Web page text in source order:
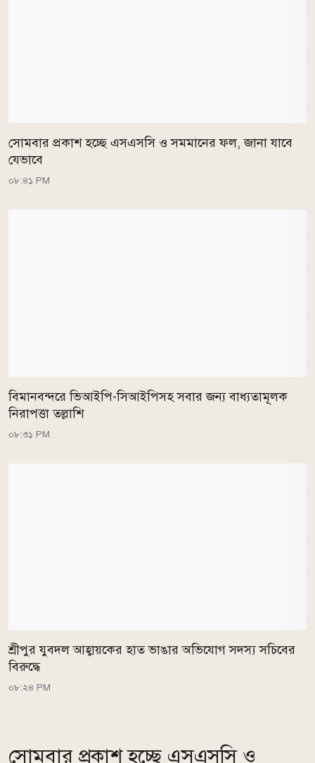
সোমবার প্রকাশ হচ্ছে এসএসসি ও সমমানের ফল, জানা যাবে
যেভাবে
০৮:৪১ PM
বিমানবন্দরে ভিআইপি-সিআইপিসহ সবার জন্য বাধ্যতামূলক
নিরাপত্তা তল্লাশি
০৮:৩১ PM
শ্রীপুর যুবদল আহ্বায়কের হাত ভাঙার অভিযোগ সদস্য সচিবের
বিরুদ্ধে
০৮:২৪ PM
সোমবার প্রকাশ হচ্ছে এসএসসি ও